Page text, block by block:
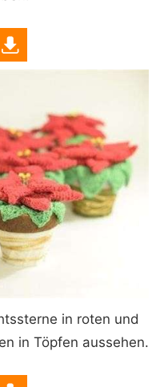
in roten und
in Töpfen aussehen.